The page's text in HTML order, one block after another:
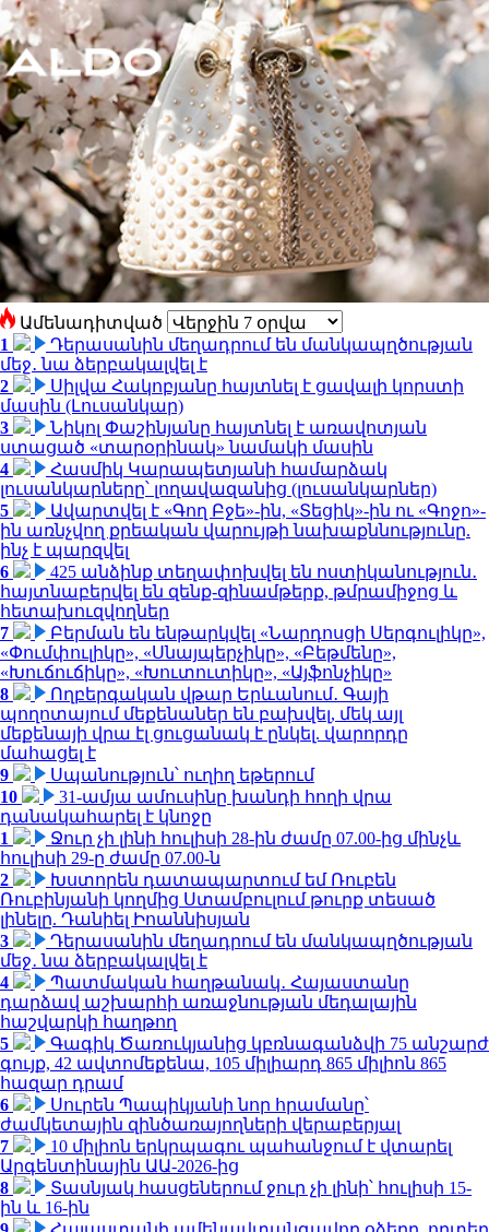
Ամենադիտված
1
Դերասանին մեղադրում են մանկապղծության
մեջ․ նա ձերբակալվել է
2
Սիլվա Հակոբյանը հայտնել է ցավալի կորստի
մասին (Լուսանկար)
3
Նիկոլ Փաշինյանը հայտնել է առավոտյան
ստացած «տարօրինակ» նամակի մասին
4
Հասմիկ Կարապետյանի համարձակ
լուսանկարները՝ լողավազանից (լուսանկարներ)
5
Ավարտվել է «Գող Բջե»-ին, «Տեցիկ»-ին ու «Գոջո»-
ին առնչվող քրեական վարույթի նախաքննությունը.
ինչ է պարզվել
6
425 անձինք տեղափոխվել են ոստիկանություն․
հայտնաբերվել են զենք-զինամթերք, թմրամիջոց և
հետախուզվողներ
7
Բերման են ենթարկվել «Նարդոսցի Սերգուլիկը»,
«Փումփուլիկը», «Սնայպերչիկը», «Բեթմենը»,
«Խուճուճիկը», «Խուտուտիկը», «Այֆոնչիկը»
8
Ողբերգական վթար Երևանում․ Գայի
պողոտայում մեքենաներ են բախվել, մեկ այլ
մեքենայի վրա էլ ցուցանակ է ընկել. վարորդը
մահացել է
9
Սպանություն՝ ուղիղ եթերում
10
31-ամյա ամուսինը խանդի հողի վրա
դանակահարել է կնոջը
1
Ջուր չի լինի հուլիսի 28-ին ժամը 07.00-ից մինչև
հուլիսի 29-ը ժամը 07.00-ն
2
Խստորեն դատապարտում եմ Ռուբեն
Ռուբինյանի կողմից Ստամբուլում թուրք տեսած
լինելը. Դանիել Իոաննիսյան
3
Դերասանին մեղադրում են մանկապղծության
մեջ․ նա ձերբակալվել է
4
Պատմական հաղթանակ․ Հայաստանը
դարձավ աշխարհի առաջնության մեդալային
հաշվարկի հաղթող
5
Գագիկ Ծառուկյանից կբռնագանձվի 75 անշարժ
գույք, 42 ավտոմեքենա, 105 միլիարդ 865 միլիոն 865
հազար դրամ
6
Սուրեն Պապիկյանի նոր հրամանը՝
ժամկետային զինծառայողների վերաբերյալ
7
10 միլիոն երկրպագու պահանջում է վտարել
Արգենտինային ԱԱ-2026-ից
8
Տասնյակ հասցեներում ջուր չի լինի՝ հուլիսի 15-
ին և 16-ին